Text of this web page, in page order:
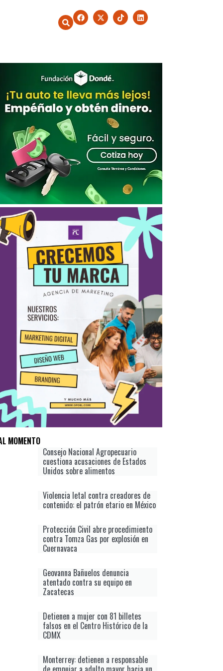
MOMENTO
Consejo Nacional Agropecuario
cuestiona acusaciones de Estados
Unidos sobre alimentos
Violencia letal contra creadores de
contenido: el patrón etario en México
Protección Civil abre procedimiento
contra Tomza Gas por explosión en
Cuernavaca
Geovanna Bañuelos denuncia
atentado contra su equipo en
Zacatecas
Detienen a mujer con 81 billetes
falsos en el Centro Histórico de la
CDMX
Monterrey: detienen a responsable